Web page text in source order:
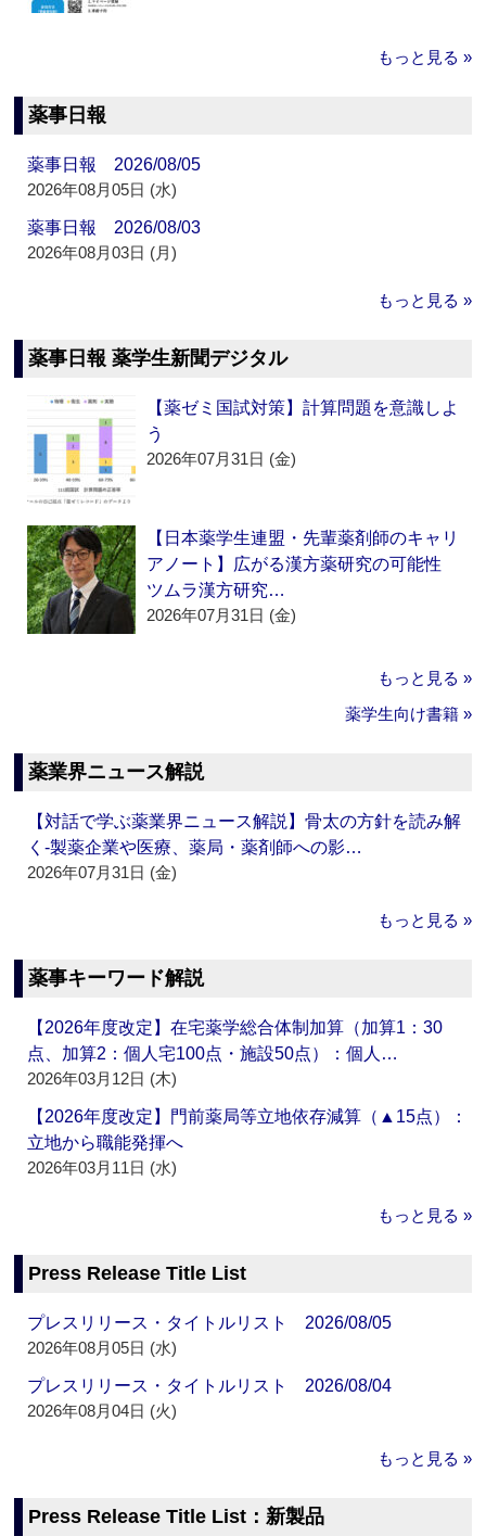
もっと見る »
薬事日報
薬事日報 2026/08/05
2026年08月05日 (水)
薬事日報 2026/08/03
2026年08月03日 (月)
もっと見る »
薬事日報 薬学生新聞デジタル
【薬ゼミ国試対策】計算問題を意識しよ
う
2026年07月31日 (金)
【日本薬学生連盟・先輩薬剤師のキャリ
アノート】広がる漢方薬研究の可能性
ツムラ漢方研究…
2026年07月31日 (金)
もっと見る »
薬学生向け書籍 »
薬業界ニュース解説
【対話で学ぶ薬業界ニュース解説】骨太の方針を読み解
く‐製薬企業や医療、薬局・薬剤師への影…
2026年07月31日 (金)
もっと見る »
薬事キーワード解説
【2026年度改定】在宅薬学総合体制加算（加算1：30
点、加算2：個人宅100点・施設50点）：個人…
2026年03月12日 (木)
【2026年度改定】門前薬局等立地依存減算（▲15点）：
立地から職能発揮へ
2026年03月11日 (水)
もっと見る »
Press Release Title List
プレスリリース・タイトルリスト 2026/08/05
2026年08月05日 (水)
プレスリリース・タイトルリスト 2026/08/04
2026年08月04日 (火)
もっと見る »
Press Release Title List：新製品